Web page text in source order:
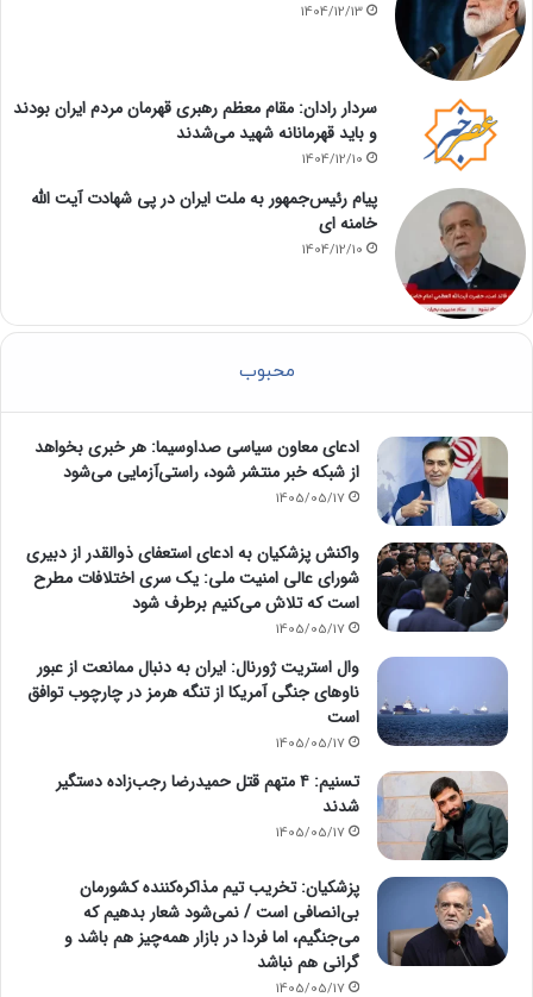
1404/12/13
سردار رادان: مقام معظم رهبری قهرمان مردم ایران بودند
و باید قهرمانانه شهید می‌شدند
1404/12/10
پیام رئیس‌جمهور به ملت ایران در پی شهادت آیت الله
خامنه ای
1404/12/10
محبوب
ادعای معاون سیاسی صداوسیما: هر خبری بخواهد
از شبکه خبر منتشر شود، راستی‌آزمایی می‌شود
1405/05/17
واکنش پزشکیان به ادعای استعفای ذوالقدر از دبیری
شورای عالی امنیت ملی: یک سری اختلافات مطرح
است که تلاش می‌کنیم برطرف شود
1405/05/17
وال استریت ژورنال: ایران به دنبال ممانعت از عبور
ناوهای جنگی آمریکا از تنگه هرمز در چارچوب توافق
است
1405/05/17
تسنیم: ۴ متهم قتل حمیدرضا رجب‌زاده دستگیر
شدند
1405/05/17
پزشکیان: تخریب تیم مذاکره‌کننده کشورمان
بی‌انصافی است / نمی‌شود شعار بدهیم که
می‌جنگیم، اما فردا در بازار همه‌چیز هم باشد و
گرانی هم نباشد
1405/05/17